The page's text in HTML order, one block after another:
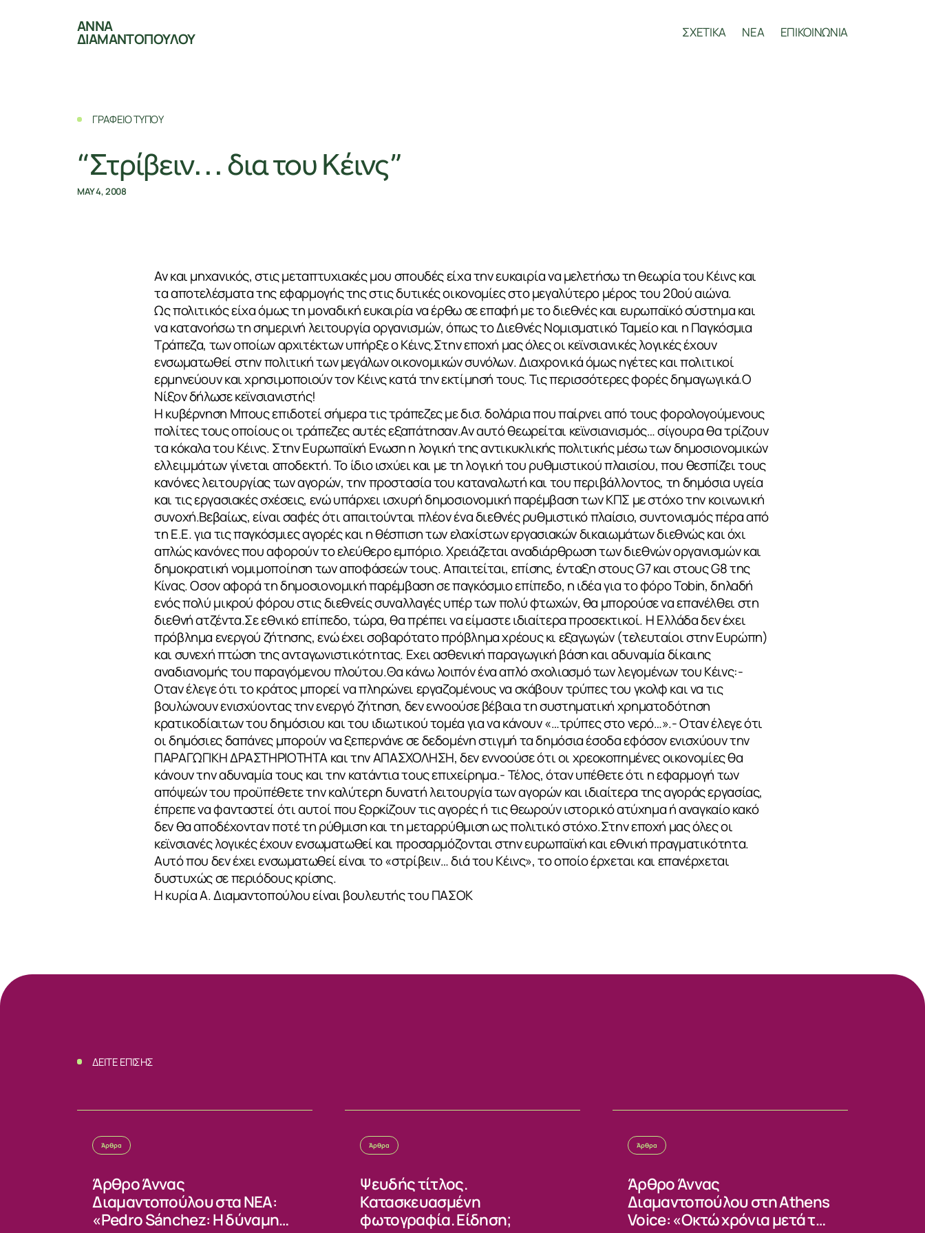
ΣΧΕΤΙΚΑ
ΝΕΑ
ΕΠΙΚΟΙΝΩΝΙΑ
ΑΝΝΑ
ΔΙΑΜΑΝΤΟΠΟΥΛΟΥ ΣΧΕΤΙΚΑ ΝΕΑ ΕΠΙΚΟΙΝΩΝΙΑ
ΓΡΑΦΕΙΟ ΤΥΠΟΥ
“Στρίβειν… δια του Κέινς”
MAY 4, 2008
Αν και μηχανικός, στις μεταπτυχιακές μου σπουδές είχα την ευκαιρία να μελετήσω τη θεωρία του Κέινς και
τα αποτελέσματα της εφαρμογής της στις δυτικές οικονομίες στο μεγαλύτερο μέρος του 20ού αιώνα.
Ως πολιτικός είχα όμως τη μοναδική ευκαιρία να έρθω σε επαφή με το διεθνές και ευρωπαϊκό σύστημα και
να κατανοήσω τη σημερινή λειτουργία οργανισμών, όπως το Διεθνές Νομισματικό Ταμείο και η Παγκόσμια
Τράπεζα, των οποίων αρχιτέκτων υπήρξε ο Κέινς.Στην εποχή μας όλες οι κεϊνσιανικές λογικές έχουν
ενσωματωθεί στην πολιτική των μεγάλων οικονομικών συνόλων. Διαχρονικά όμως ηγέτες και πολιτικοί
ερμηνεύουν και χρησιμοποιούν τον Κέινς κατά την εκτίμησή τους. Τις περισσότερες φορές δημαγωγικά.Ο
Νίξον δήλωσε κεϊνσιανιστής!
Η κυβέρνηση Μπους επιδοτεί σήμερα τις τράπεζες με δισ. δολάρια που παίρνει από τους φορολογούμενους
πολίτες τους οποίους οι τράπεζες αυτές εξαπάτησαν.Αν αυτό θεωρείται κεϊνσιανισμός… σίγουρα θα τρίζουν
τα κόκαλα του Κέινς. Στην Ευρωπαϊκή Ενωση η λογική της αντικυκλικής πολιτικής μέσω των δημοσιονομικών
ελλειμμάτων γίνεται αποδεκτή. Το ίδιο ισχύει και με τη λογική του ρυθμιστικού πλαισίου, που θεσπίζει τους
κανόνες λειτουργίας των αγορών, την προστασία του καταναλωτή και του περιβάλλοντος, τη δημόσια υγεία
και τις εργασιακές σχέσεις, ενώ υπάρχει ισχυρή δημοσιονομική παρέμβαση των ΚΠΣ με στόχο την κοινωνική
συνοχή.Βεβαίως, είναι σαφές ότι απαιτούνται πλέον ένα διεθνές ρυθμιστικό πλαίσιο, συντονισμός πέρα από
τη Ε.Ε. για τις παγκόσμιες αγορές και η θέσπιση των ελαχίστων εργασιακών δικαιωμάτων διεθνώς και όχι
απλώς κανόνες που αφορούν το ελεύθερο εμπόριο. Χρειάζεται αναδιάρθρωση των διεθνών οργανισμών και
δημοκρατική νομιμοποίηση των αποφάσεών τους. Απαιτείται, επίσης, ένταξη στους G7 και στους G8 της
Κίνας. Οσον αφορά τη δημοσιονομική παρέμβαση σε παγκόσμιο επίπεδο, η ιδέα για το φόρο Tobin, δηλαδή
ενός πολύ μικρού φόρου στις διεθνείς συναλλαγές υπέρ των πολύ φτωχών, θα μπορούσε να επανέλθει στη
διεθνή ατζέντα.Σε εθνικό επίπεδο, τώρα, θα πρέπει να είμαστε ιδιαίτερα προσεκτικοί. Η Ελλάδα δεν έχει
πρόβλημα ενεργού ζήτησης, ενώ έχει σοβαρότατο πρόβλημα χρέους κι εξαγωγών (τελευταίοι στην Ευρώπη)
και συνεχή πτώση της ανταγωνιστικότητας. Εχει ασθενική παραγωγική βάση και αδυναμία δίκαιης
αναδιανομής του παραγόμενου πλούτου.Θα κάνω λοιπόν ένα απλό σχολιασμό των λεγομένων του Κέινς:-
Οταν έλεγε ότι το κράτος μπορεί να πληρώνει εργαζομένους να σκάβουν τρύπες του γκολφ και να τις
βουλώνουν ενισχύοντας την ενεργό ζήτηση, δεν εννοούσε βέβαια τη συστηματική χρηματοδότηση
κρατικοδίαιτων του δημόσιου και του ιδιωτικού τομέα για να κάνουν «…τρύπες στο νερό…».- Οταν έλεγε ότι
οι δημόσιες δαπάνες μπορούν να ξεπερνάνε σε δεδομένη στιγμή τα δημόσια έσοδα εφόσον ενισχύουν την
ΠΑΡΑΓΩΓΙΚΗ ΔΡΑΣΤΗΡΙΟΤΗΤΑ και την ΑΠΑΣΧΟΛΗΣΗ, δεν εννοούσε ότι οι χρεοκοπημένες οικονομίες θα
κάνουν την αδυναμία τους και την κατάντια τους επιχείρημα.- Τέλος, όταν υπέθετε ότι η εφαρμογή των
απόψεών του προϋπέθετε την καλύτερη δυνατή λειτουργία των αγορών και ιδιαίτερα της αγοράς εργασίας,
έπρεπε να φανταστεί ότι αυτοί που ξορκίζουν τις αγορές ή τις θεωρούν ιστορικό ατύχημα ή αναγκαίο κακό
δεν θα αποδέχονταν ποτέ τη ρύθμιση και τη μεταρρύθμιση ως πολιτικό στόχο.Στην εποχή μας όλες οι
κεϊνσιανές λογικές έχουν ενσωματωθεί και προσαρμόζονται στην ευρωπαϊκή και εθνική πραγματικότητα.
Αυτό που δεν έχει ενσωματωθεί είναι το «στρίβειν… διά του Κέινς», το οποίο έρχεται και επανέρχεται
δυστυχώς σε περιόδους κρίσης.
Η κυρία Α. Διαμαντοπούλου είναι βουλευτής του ΠΑΣΟΚ
ΔΕΙΤΕ ΕΠΙΣΗΣ
Άρθρα
Άρθρο Άννας
Διαμαντοπούλου στα ΝΕΑ:
«Pedro Sánchez: Η δύναμη
Άρθρα
Ψευδής τίτλος.
Κατασκευασμένη
φωτογραφία. Είδηση;
Άρθρα
Άρθρο Άννας
Διαμαντοπούλου στη Athens
Voice: «Οκτώ χρόνια μετά το